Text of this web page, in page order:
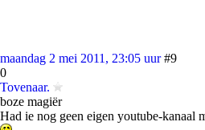
maandag 2 mei 2011, 23:05 uur #9
0
Tovenaar.
boze magiër
Had ie nog geen eigen youtube-kanaal